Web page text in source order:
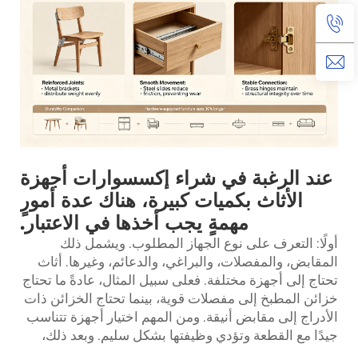
عند الرغبة في شراء إكسسوارات أجهزة
الأثاث بكميات كبيرة، هناك عدة أمورٍ
مهمةٍ يجب أخذها في الاعتبار.
أولًا: التعرف على نوع الجهاز المطلوب. ويشمل ذلك
المقابض، والمفصلات، والبراغي، والدعائم، وغيرها. أثاث
تحتاج إلى أجهزة مختلفة. فعلى سبيل المثال، عادةً ما تحتاج
خزائن المطبخ إلى مفصلات قوية، بينما تحتاج الخزائن ذات
الأدراج إلى مقابض أنيقة. ومن المهم اختيار أجهزة تتناسب
جيدًا مع القطعة وتؤدي وظيفتها بشكل سليم. وبعد ذلك،